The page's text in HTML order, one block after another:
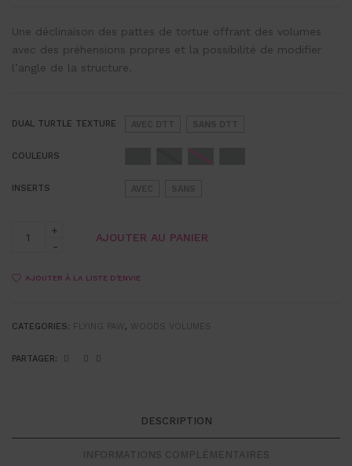
Une déclinaison des pattes de tortue offrant des volumes
avec des préhensions propres et la possibilité de modifier
l’angle de la structure.
DUAL TURTLE TEXTURE
COULEURS
INSERTS
AJOUTER AU PANIER
AJOUTER À LA LISTE D'ENVIE
CATEGORIES: FLYING PAW , WOODS VOLUMES
PARTAGER:
DESCRIPTION
INFORMATIONS COMPLÉMENTAIRES